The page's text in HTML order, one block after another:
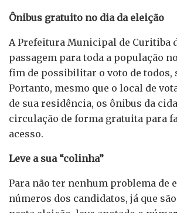
Ônibus gratuito no dia da eleição
A Prefeitura Municipal de Curitiba
passagem para toda a população
fim de possibilitar o voto de todos,
Portanto, mesmo que o local de
de sua residência, os ônibus da
circulação de forma gratuita para
acesso.
Leve a sua “colinha”
Para não ter nenhum problema de
números dos candidatos, já que